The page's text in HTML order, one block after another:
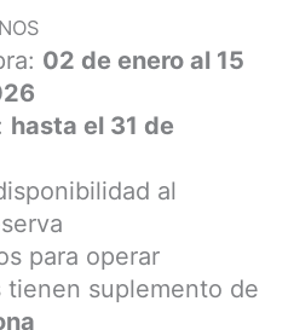
02 de enero al 15
hasta el 31 de
al
para operar
suplemento de